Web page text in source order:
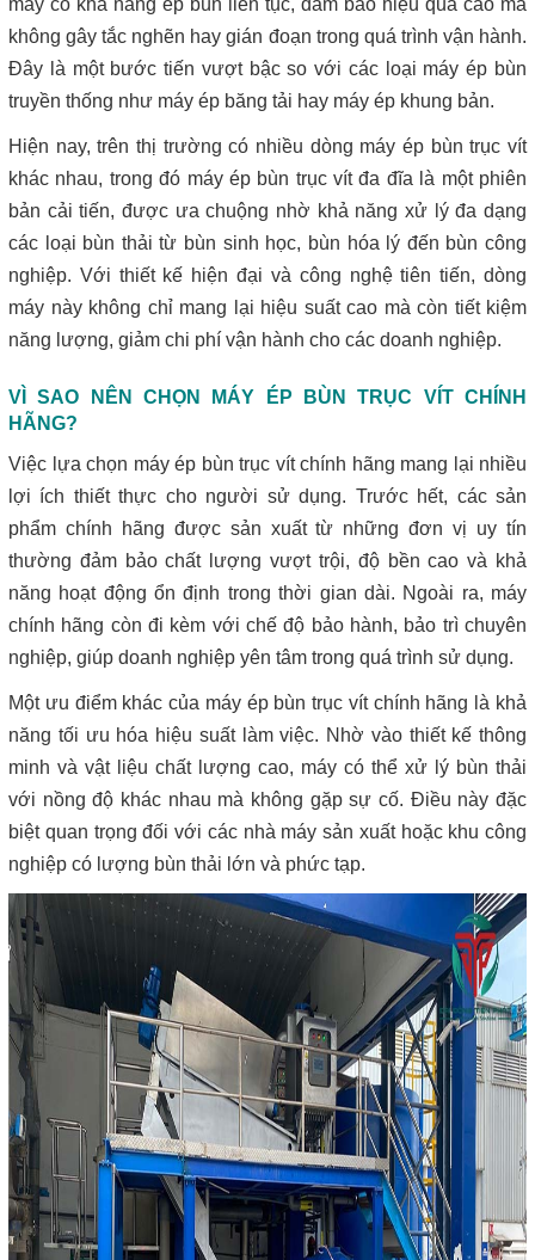
máy có khả năng ép bùn liên tục, đảm bảo hiệu quả cao mà
không gây tắc nghẽn hay gián đoạn trong quá trình vận hành.
Đây là một bước tiến vượt bậc so với các loại máy ép bùn
truyền thống như máy ép băng tải hay máy ép khung bản.
Hiện nay, trên thị trường có nhiều dòng máy ép bùn trục vít
khác nhau, trong đó máy ép bùn trục vít đa đĩa là một phiên
bản cải tiến, được ưa chuộng nhờ khả năng xử lý đa dạng
các loại bùn thải từ bùn sinh học, bùn hóa lý đến bùn công
nghiệp. Với thiết kế hiện đại và công nghệ tiên tiến, dòng
máy này không chỉ mang lại hiệu suất cao mà còn tiết kiệm
năng lượng, giảm chi phí vận hành cho các doanh nghiệp.
VÌ SAO NÊN CHỌN MÁY ÉP BÙN TRỤC VÍT CHÍNH
HÃNG?
Việc lựa chọn máy ép bùn trục vít chính hãng mang lại nhiều
lợi ích thiết thực cho người sử dụng. Trước hết, các sản
phẩm chính hãng được sản xuất từ những đơn vị uy tín
thường đảm bảo chất lượng vượt trội, độ bền cao và khả
năng hoạt động ổn định trong thời gian dài. Ngoài ra, máy
chính hãng còn đi kèm với chế độ bảo hành, bảo trì chuyên
nghiệp, giúp doanh nghiệp yên tâm trong quá trình sử dụng.
Một ưu điểm khác của máy ép bùn trục vít chính hãng là khả
năng tối ưu hóa hiệu suất làm việc. Nhờ vào thiết kế thông
minh và vật liệu chất lượng cao, máy có thể xử lý bùn thải
với nồng độ khác nhau mà không gặp sự cố. Điều này đặc
biệt quan trọng đối với các nhà máy sản xuất hoặc khu công
nghiệp có lượng bùn thải lớn và phức tạp.